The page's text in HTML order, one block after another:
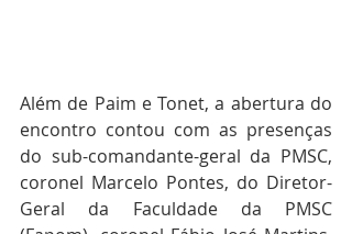
Além de Paim e Tonet, a abertura do
encontro contou com as presenças
do sub-comandante-geral da PMSC,
coronel Marcelo Pontes, do Diretor-
Geral da Faculdade da PMSC